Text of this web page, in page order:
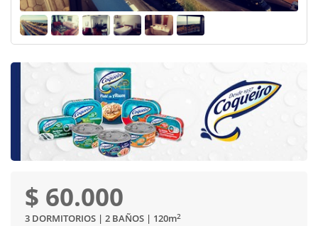
$ 60.000
3 DORMITORIOS | 2 BAÑOS | 120m2